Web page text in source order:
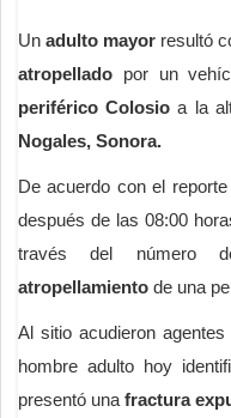
Un adulto mayor resultó
atropellado por un
periférico Colosio a la
Nogales, Sonora.
De acuerdo con el
después de las 08:00
través del número
atropellamiento de una
Al sitio acudieron
hombre adulto hoy
presentó una fractura